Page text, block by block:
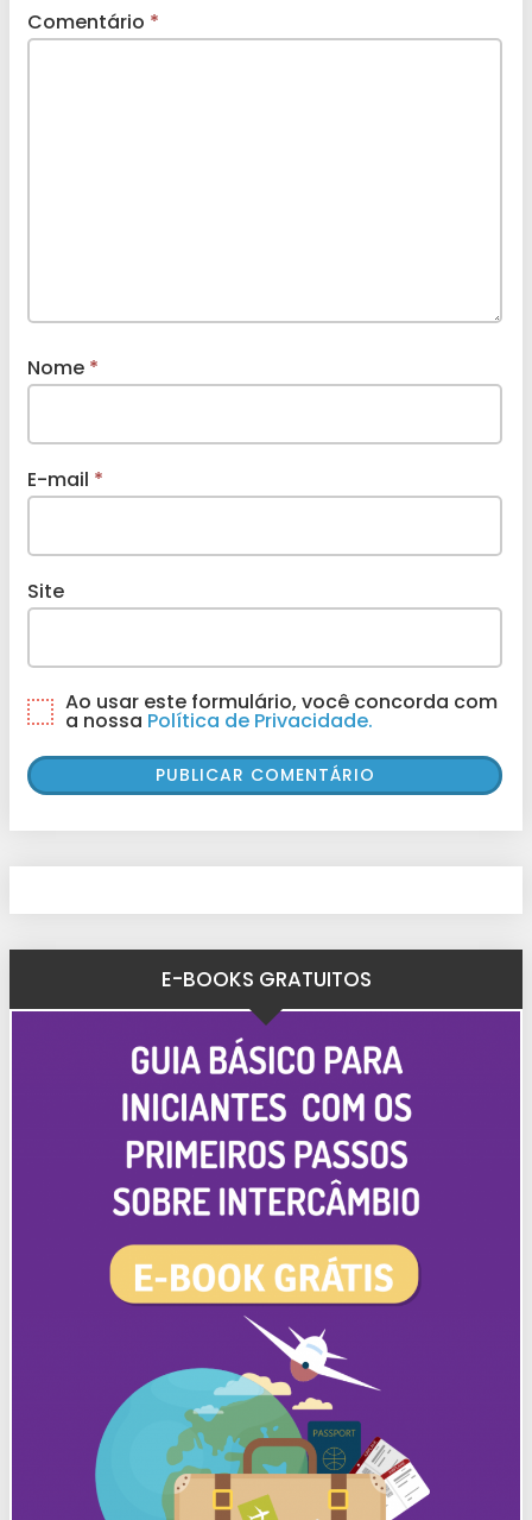
Comentário *
Nome *
E-mail *
Site
Ao usar este formulário, você concorda com
a nossa Política de Privacidade.
E-BOOKS GRATUITOS